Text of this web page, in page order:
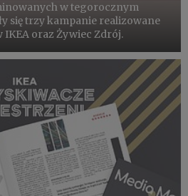
w tegorocznym
się trzy kampanie realizowane
oraz Żywiec Zdrój.